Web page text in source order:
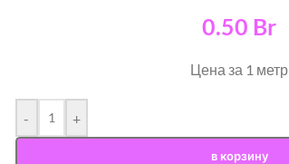
0.50 Br
Цена за 1 метр
- +
в корзину